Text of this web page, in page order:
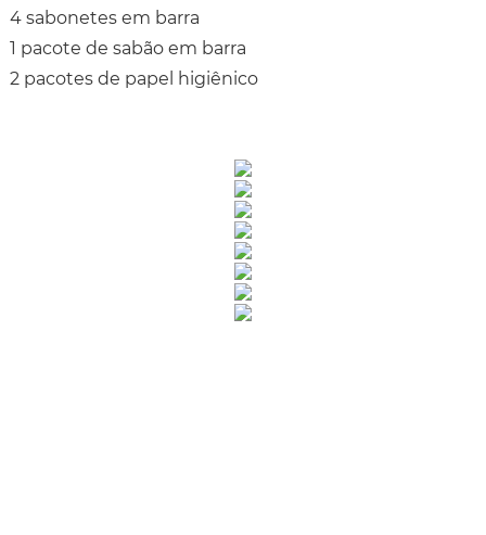
4 sabonetes em barra
1 pacote de sabão em barra
2 pacotes de papel higiênico